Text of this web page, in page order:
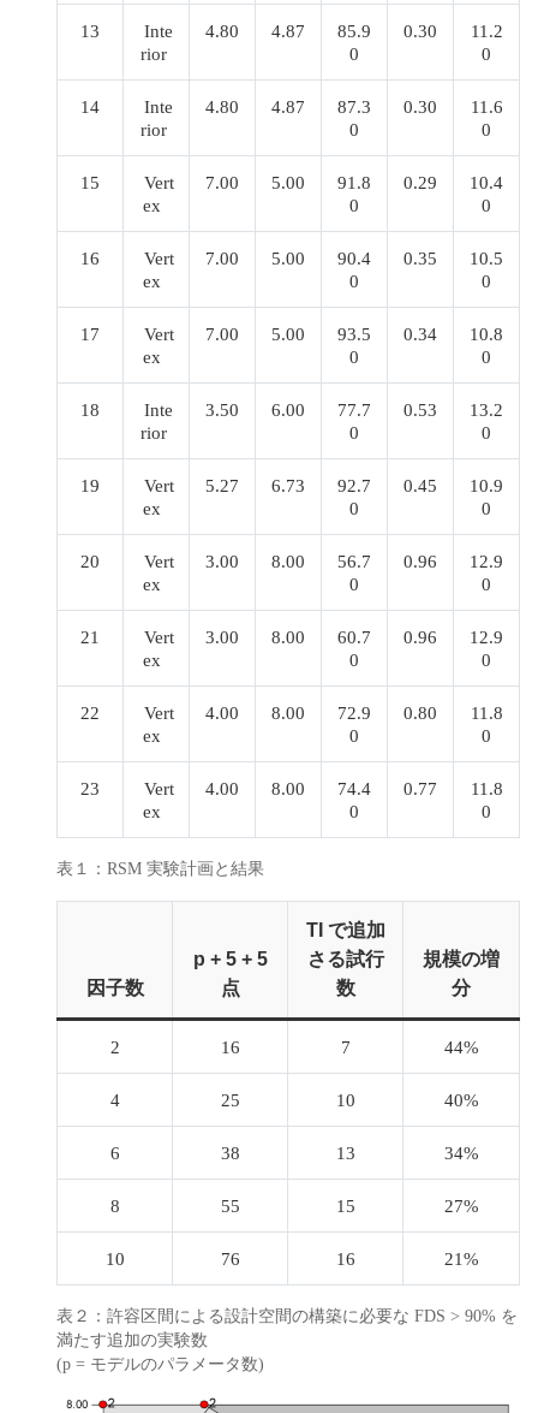
13
Inte
rior
4.80 4.87
85.9
0
0.30
11.2
0
14
Inte
rior
4.80 4.87
87.3
0
0.30
11.6
0
15
Vert
ex
7.00 5.00
91.8
0
0.29
10.4
0
16
Vert
ex
7.00 5.00
90.4
0
0.35
10.5
0
17
Vert
ex
7.00 5.00
93.5
0
0.34
10.8
0
18
Inte
rior
3.50 6.00
77.7
0
0.53
13.2
0
19
Vert
ex
5.27 6.73
92.7
0
0.45
10.9
0
20
Vert
ex
3.00 8.00
56.7
0
0.96
12.9
0
21
Vert
ex
3.00 8.00
60.7
0
0.96
12.9
0
22
Vert
ex
4.00 8.00
72.9
0
0.80
11.8
0
23
Vert
ex
4.00 8.00
74.4
0
0.77
11.8
0
表１：RSM 実験計画と結果
因子数
p + 5 + 5
点
TI で追加
さる試行
数
規模の増
分
2 16 7 44%
4 25 10 40%
6 38 13 34%
8 55 15 27%
10 76 16 21%
表２：許容区間による設計空間の構築に必要な FDS > 90% を
満たす追加の実験数
(p = モデルのパラメータ数)